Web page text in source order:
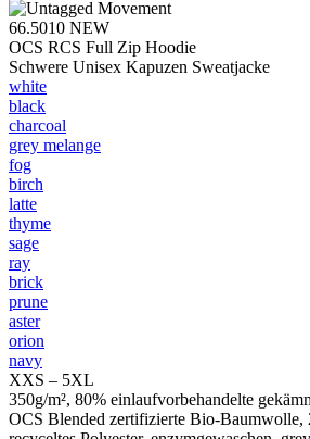
66.5010 NEW
OCS RCS Full Zip Hoodie
Schwere Unisex Kapuzen Sweatjacke
white
black
charcoal
grey melange
fog
birch
latte
thyme
sage
ray
brick
prune
aster
orion
navy
XXS – 5XL
350g/m², 80% einlaufvorbehandelte
OCS Blended zertifizierte Bio-Baumwolle,